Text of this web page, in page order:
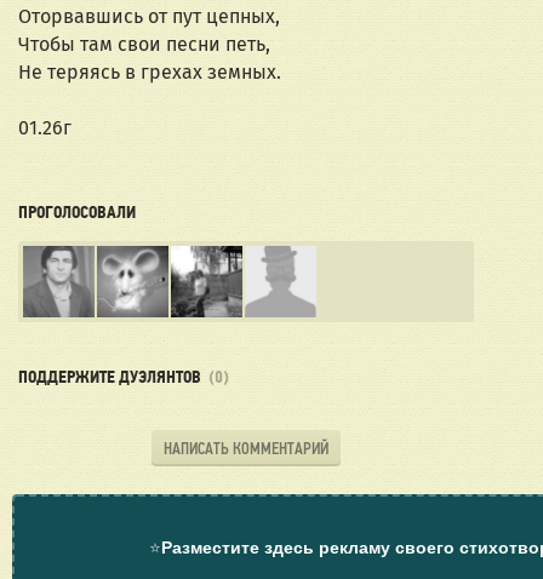
Оторвавшись от пут цепных,
Чтобы там свои песни петь,
Не теряясь в грехах земных.
01.26г
ПРОГОЛОСОВАЛИ
ПОДДЕРЖИТЕ ДУЭЛЯНТОВ (0)
НАПИСАТЬ КОММЕНТАРИЙ
⭐Разместите здесь рекламу своего